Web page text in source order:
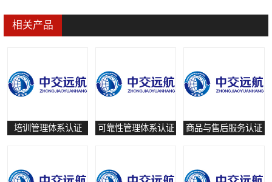
相关产品
培训管理体系认证 可靠性管理体系认证 商品与售后服务认证